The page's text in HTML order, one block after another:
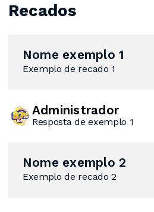
Recados
Nome exemplo 1
Exemplo de recado 1
Administrador
Resposta de exemplo 1
Nome exemplo 2
Exemplo de recado 2